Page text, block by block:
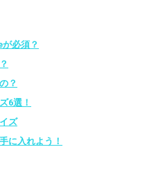
必須？
？
6選！
ズ
に入れよう！